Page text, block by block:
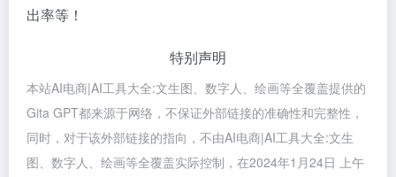
出率等！
特别声明
本站AI电商|AI工具大全:文生图、数字人、绘画等全覆盖提供的
Gita GPT都来源于网络，不保证外部链接的准确性和完整性，
同时，对于该外部链接的指向，不由AI电商|AI工具大全:文生
图、数字人、绘画等全覆盖实际控制，在2024年1月24日 上午